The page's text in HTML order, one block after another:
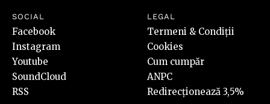
SOCIAL
Facebook
Instagram
Youtube
SoundCloud
RSS
LEGAL
Termeni & Condiții
Cookies
Cum cumpăr
ANPC
Redirecționează 3,5%